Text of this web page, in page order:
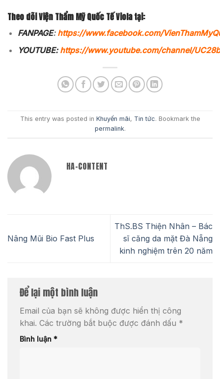
Theo dõi Viện Thẩm Mỹ Quốc Tế Viola tại:
FANPAGE: https://www.facebook.com/
YOUTUBE: https://www.youtube.com/channel/
This entry was posted in Khuyến mãi, Tin tức. Bookmark the
permalink.
HA-CONTENT
Nâng Mũi Bio Fast Plus
ThS.BS Thiện Nhân – Bác
sĩ căng da mặt Đà Nẵng
kinh nghiệm trên 20 năm
Để lại một bình luận
Email của bạn sẽ không được hiển thị công
khai. Các trường bắt buộc được đánh dấu *
Bình luận *